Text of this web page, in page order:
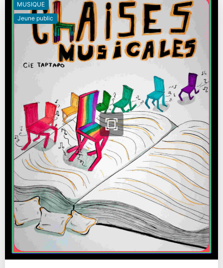
Jeune public
MUSIQUE